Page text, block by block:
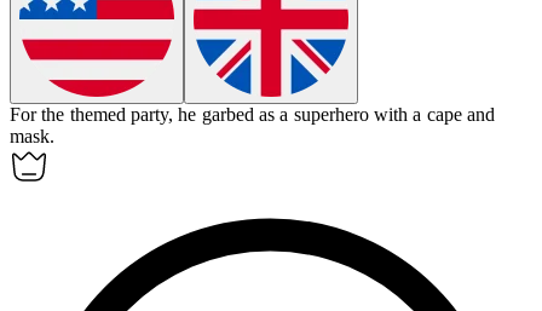
For the themed party, he garbed as a superhero with a cape and
mask.